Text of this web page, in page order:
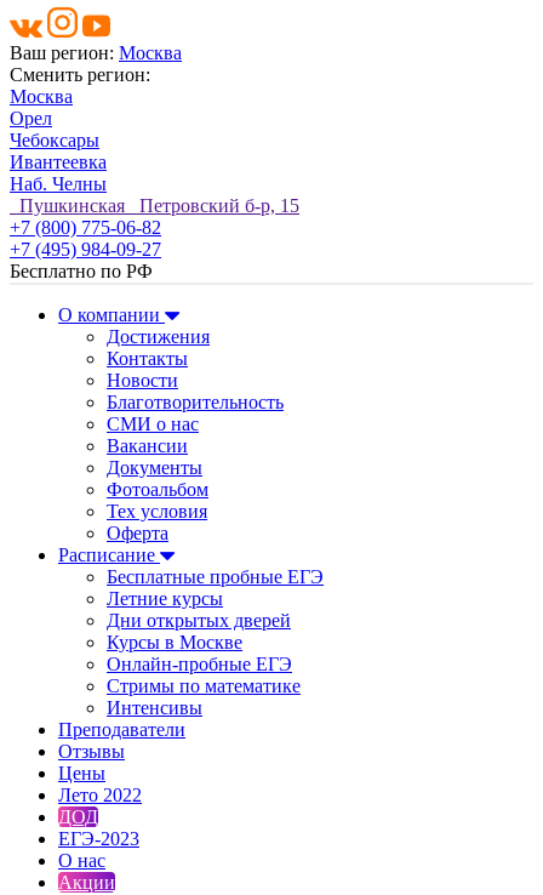
Ваш регион: Москва
Сменить регион:
Москва
Орел
Чебоксары
Ивантеевка
Наб. Челны
Пушкинская Петровский б-р, 15
+7 (800) 775-06-82
+7 (495) 984-09-27
Бесплатно по РФ
О компании
Достижения
Контакты
Новости
Благотворительность
СМИ о нас
Вакансии
Документы
Фотоальбом
Тех условия
Оферта
Расписание
Бесплатные пробные ЕГЭ
Летние курсы
Дни открытых дверей
Курсы в Москве
Онлайн-пробные ЕГЭ
Стримы по математике
Интенсивы
Преподаватели
Отзывы
Цены
Лето 2022
ДОД
ЕГЭ-2023
О нас
Акции